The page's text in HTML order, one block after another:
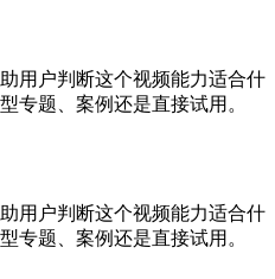
用户判断这个视频能力适合什
专题、案例还是直接试用。
用户判断这个视频能力适合什
专题、案例还是直接试用。